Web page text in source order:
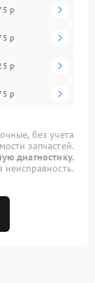
р
р
р
р
без учета
запчастей.
диагностику.